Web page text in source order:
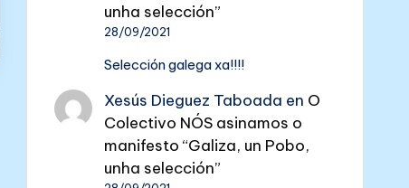
unha selección”
28/09/2021
Selección galega xa!!!!
Xesús Dieguez Taboada en O
Colectivo NÓS asinamos o
manifesto “Galiza, un Pobo,
unha selección”